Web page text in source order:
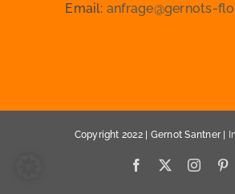
Email: anfrage@gernots-
Copyright 2022 | Gernot Santner |
Facebook